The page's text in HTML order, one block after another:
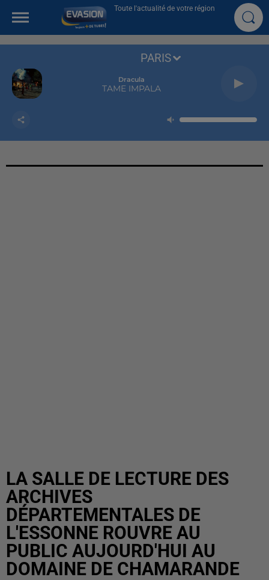
Toute l'actualité de votre région
Dracula
TAME IMPALA
PARIS
LA SALLE DE LECTURE DES
ARCHIVES
DÉPARTEMENTALES DE
L'ESSONNE ROUVRE AU
PUBLIC AUJOURD'HUI AU
DOMAINE DE CHAMARANDE